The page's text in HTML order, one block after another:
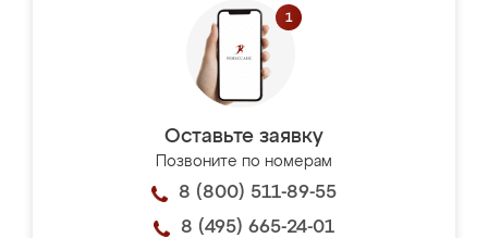
Оставьте заявку
Позвоните по номерам
8 (800) 511-89-55
8 (495) 665-24-01